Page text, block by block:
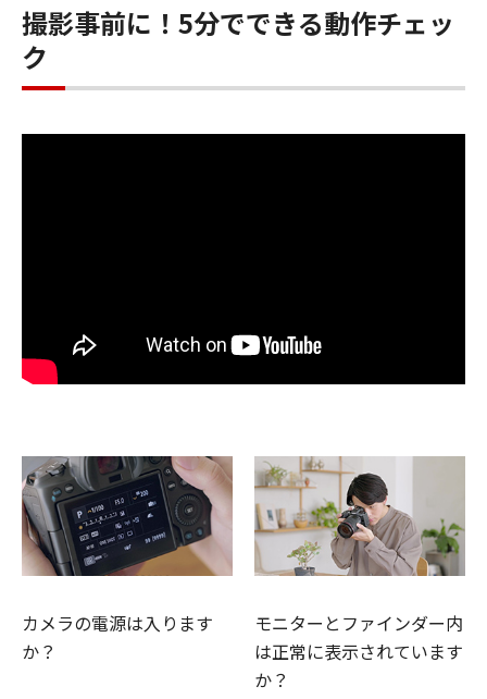
撮影事前に！5分でできる動作チェッ
ク
カメラの電源は入ります
か？
モニターとファインダー内
は正常に表示されています
か？